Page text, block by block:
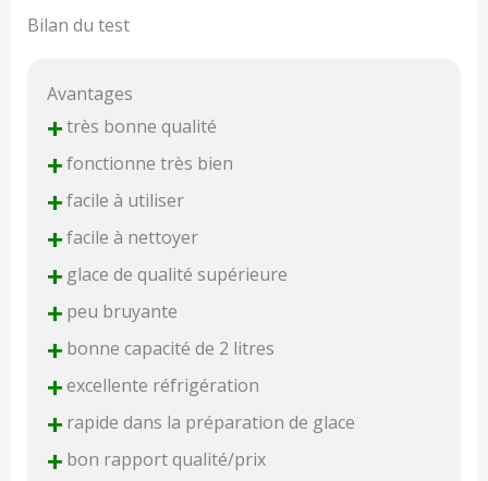
Bilan du test
Avantages
+très bonne qualité
+fonctionne très bien
+facile à utiliser
+facile à nettoyer
+glace de qualité supérieure
+peu bruyante
+bonne capacité de 2 litres
+excellente réfrigération
+rapide dans la préparation de glace
+bon rapport qualité/prix